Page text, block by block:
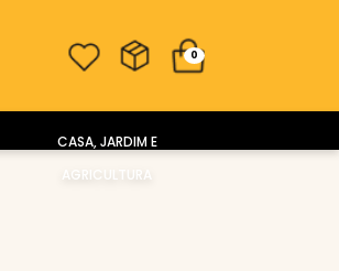
0
CASA, JARDIM E
AGRICULTURA